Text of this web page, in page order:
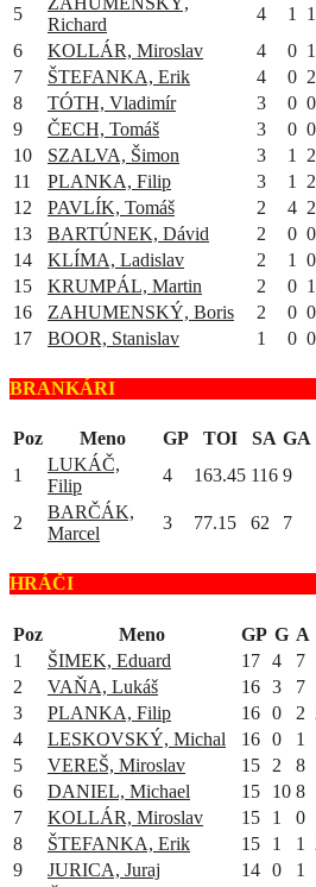
5
Richard
4 1 1
6
KOLLÁR, Miroslav 4 0 1
7
ŠTEFANKA, Erik 4 0 2
8
TÓTH, Vladimír 3 0 0
9
ČECH, Tomáš 3 0 0
10
SZALVA, Šimon 3 1 2
11
PLANKA, Filip 3 1 2
12
PAVLÍK, Tomáš 2 4 2
13
BARTÚNEK, Dávid 2 0 0
14
KLÍMA, Ladislav 2 1 0
15
KRUMPÁL, Martin 2 0 1
16
ZAHUMENSKÝ, Boris 2 0 0
17
BOOR, Stanislav 1 0 0
BRANKÁRI
Poz Meno GP TOI SA GA
1
LUKÁČ,
Filip
4 163.45 116 9
2
BARČÁK,
Marcel
3 77.15 62 7
HRÁČI
Poz Meno GP G A
1
ŠIMEK, Eduard 17 4 7
2
VAŇA, Lukáš 16 3 7
3
PLANKA, Filip 16 0 2
4
LESKOVSKÝ, Michal 16 0 1
5
VEREŠ, Miroslav 15 2 8
6
DANIEL, Michael 15 10 8
7
KOLLÁR, Miroslav 15 1 0
8
ŠTEFANKA, Erik 15 1 1
9
JURICA, Juraj 14 0 1